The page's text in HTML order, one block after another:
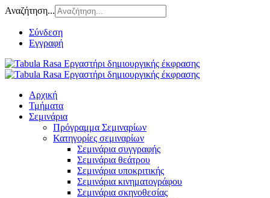
Αναζήτηση...
Σύνδεση
Εγγραφή
Αρχική
Τμήματα
Σεμινάρια
Πρόγραμμα Σεμιναρίων
Κατηγορίες σεμιναρίων
Σεμινάρια συγγραφής
Σεμινάρια θεάτρου
Σεμινάρια υποκριτικής
Σεμινάρια κινηματογράφου
Σεμινάρια σκηνοθεσίας